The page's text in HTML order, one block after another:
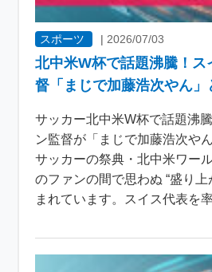
スポーツ | 2026/07/03
北中米W杯で話題沸騰！ス
督「まじで加藤浩次やん
サッカー北中米W杯で話題沸
ン監督が「まじで加藤浩次や
サッカーの祭典・北中米ワー
のファンの間で思わぬ “盛り上
まれています。スイス代表を